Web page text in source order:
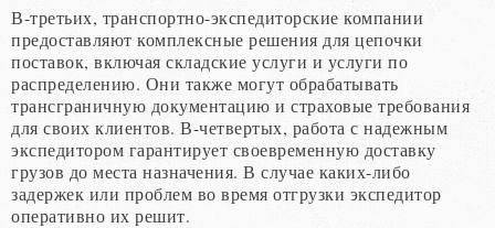
В-третьих, транспортно-экспедиторские компании
предоставляют комплексные решения для цепочки
поставок, включая складские услуги и услуги по
распределению. Они также могут обрабатывать
трансграничную документацию и страховые требования
для своих клиентов. В-четвертых, работа с надежным
экспедитором гарантирует своевременную доставку
грузов до места назначения. В случае каких-либо
задержек или проблем во время отгрузки экспедитор
оперативно их решит.